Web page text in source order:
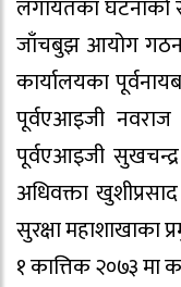
लगायतका घटनाको
जाँचबुझ आयोग गठन
कार्यालयका
पूर्वएआइजी नवराज
पूर्वएआइजी
अधिवक्ता
सुरक्षा
१ कात्तिक २०७३ मा